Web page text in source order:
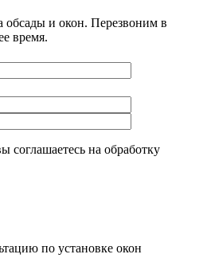
обсады и окон. Перезвоним в
время.
соглашаетесь на обработку
по установке окон